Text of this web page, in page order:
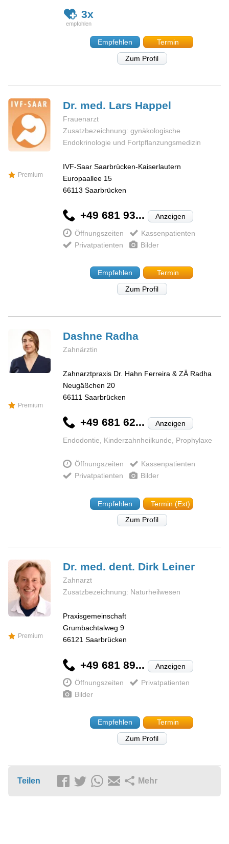
3x
Empfehlen
Termin
Zum Profil
Premium
Dr. med. Lars Happel
Frauenarzt
Zusatzbezeichnung: gynäkologische
Endokrinologie und Fortpflanzungsmedizin
IVF-Saar Saarbrücken-Kaiserlautern
Europaallee 15
66113 Saarbrücken
+49 681 93... Anzeigen
Öffnungszeiten
Kassenpatienten
Privatpatienten
Bilder
Empfehlen
Termin
Zum Profil
Premium
Dashne Radha
Zahnärztin
Zahnarztpraxis Dr. Hahn Ferreira & ZÄ Radha
Neugäßchen 20
66111 Saarbrücken
+49 681 62... Anzeigen
Endodontie, Kinderzahnheilkunde, Prophylaxe
Öffnungszeiten
Kassenpatienten
Privatpatienten
Bilder
Empfehlen
Termin (Ext)
Zum Profil
Premium
Dr. med. dent. Dirk Leiner
Zahnarzt
Zusatzbezeichnung: Naturheilwesen
Praxisgemeinschaft
Grumbachtalweg 9
66121 Saarbrücken
+49 681 89... Anzeigen
Öffnungszeiten
Privatpatienten
Bilder
Empfehlen
Termin
Zum Profil
Teilen Mehr